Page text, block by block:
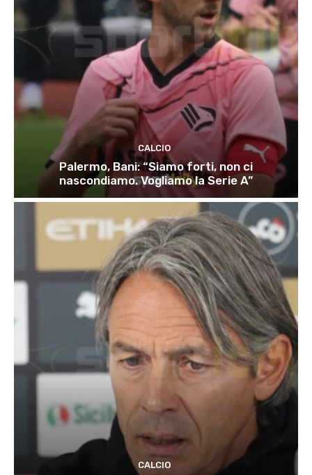
CALCIO
Palermo, Bani: “Siamo forti, non ci
nascondiamo. Vogliamo la Serie A”
CALCIO